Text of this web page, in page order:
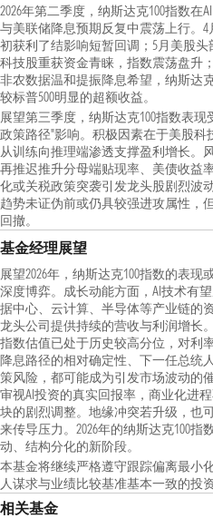
2026年第二季度，纳斯达克100指数
与美联储降息预期反复中震荡上行。
初获利了结影响短暂回调；5月美股
科技股重获资金青睐，指数震荡盘升
非农数据温和提振降息希望，纳斯达
较标普500明显的超额收益。
展望第三季度，纳斯达克100指数表
政策路径"影响。积极因素在于美股科
从训练向推理端渗透支撑盈利增长。
再推迟推升分母端贴现率、美债收益
化或关税政策突袭引发龙头股剧烈波
趋势未证伪前或仍具较强进攻属性，
回撤。
基金经理展望
展望2026年，纳斯达克100指数的表现
深度博弈。成长动能方面，AI技术有
据中心、云计算、半导体等产业链的
龙头公司提供持续的营收与利润增长
指数估值已处于历史较高分位，对利
降息路径的相对确定性、下一任总统
策风险，都可能成为引发市场波动的
审视AI投资的真实回报率，商业化进
块的剧烈调整。地缘冲突若升级，也
来传导压力。2026年的纳斯达克100
动、结构分化的新阶段。
本基金将继续严格遵守跟踪偏离最小
人谋求与业绩比较基准基本一致的投资
相关基金